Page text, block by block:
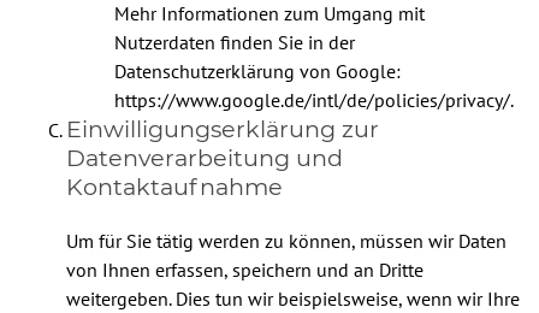
Mehr Informationen zum Umgang mit
Nutzerdaten finden Sie in der
Datenschutzerklärung von Google:
https://www.google.de/intl/de/policies/privacy/.
Einwilligungserklärung zur
Datenverarbeitung und
Kontaktaufnahme
Um für Sie tätig werden zu können, müssen wir Daten
von Ihnen erfassen, speichern und an Dritte
weitergeben. Dies tun wir beispielsweise, wenn wir Ihre